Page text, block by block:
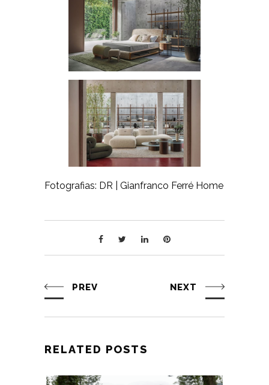
Fotografias: DR | Gianfranco Ferré Home
PREV NEXT
RELATED POSTS